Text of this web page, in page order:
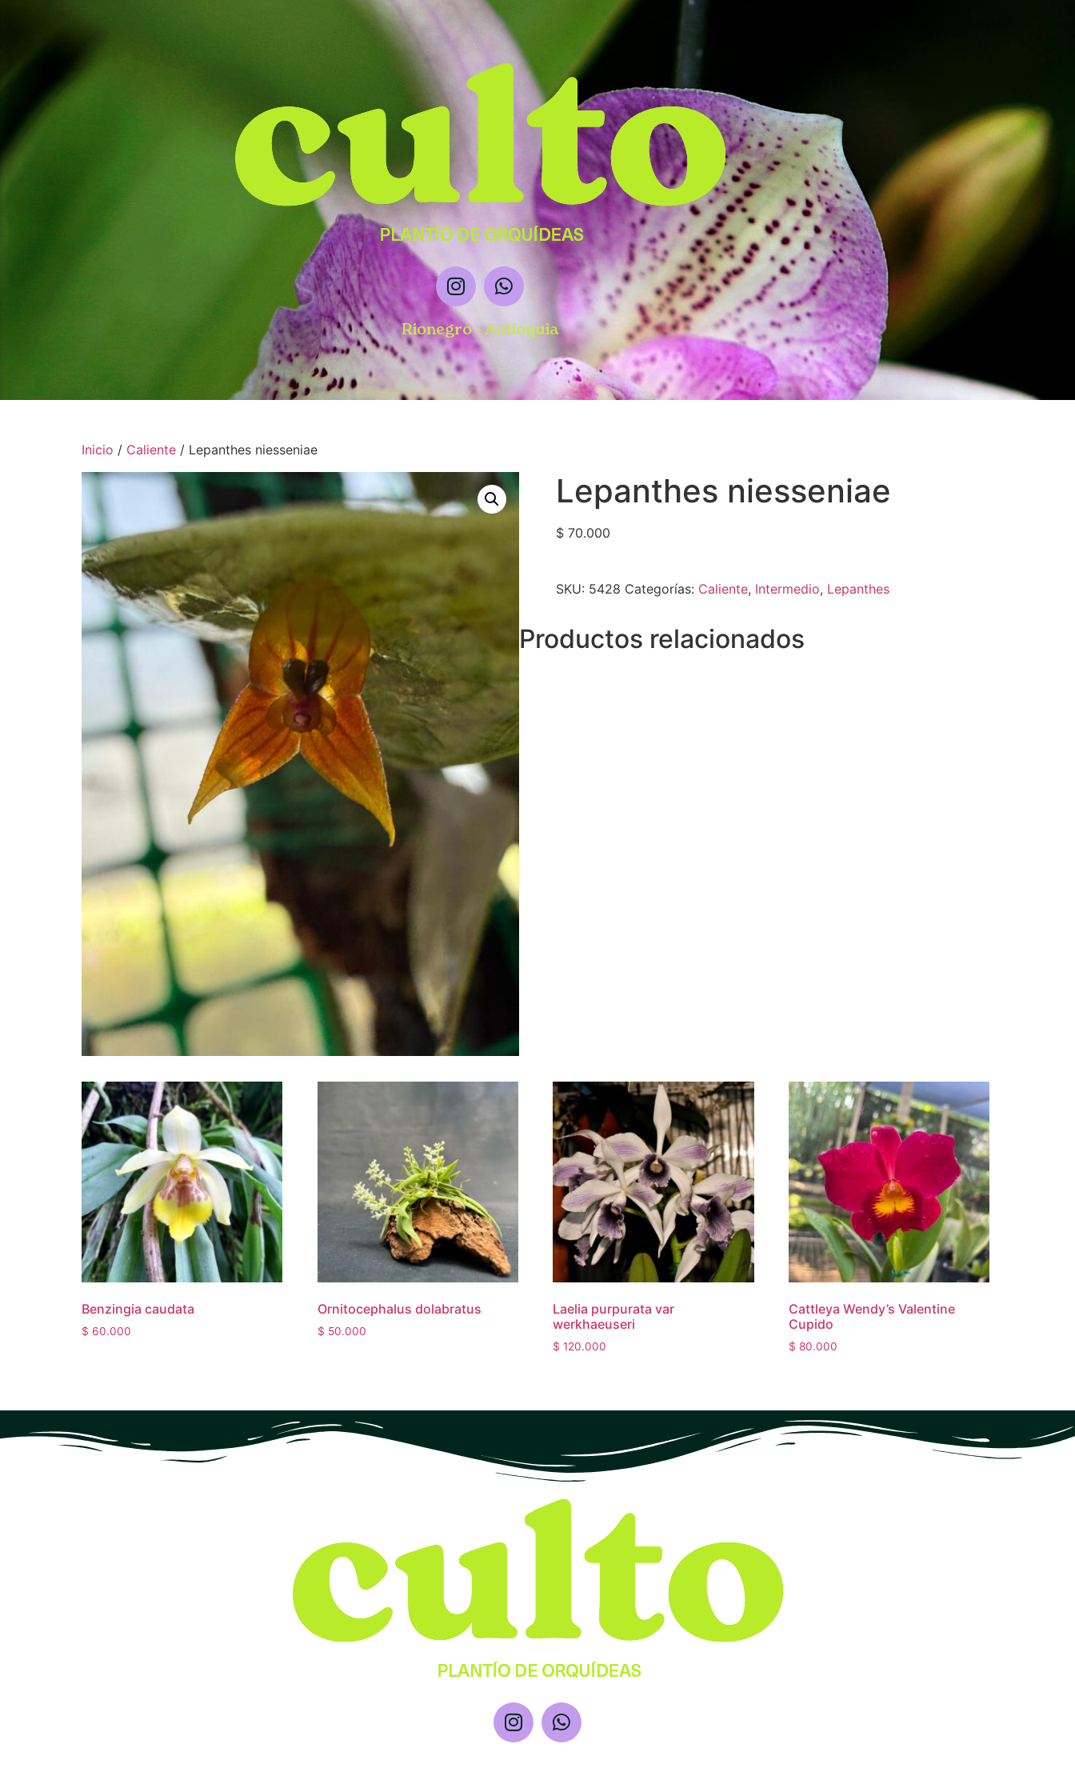
Rionegro - Antioquia
Inicio / Caliente / Lepanthes niesseniae
Lepanthes niesseniae
$70.000
SKU: 5428 Categorías: Caliente, Intermedio, Lepanthes
Productos relacionados
Benzingia caudata
$ 60.000
Ornitocephalus dolabratus
$ 50.000
Laelia purpurata var
werkhaeuseri
$ 120.000
Cattleya Wendy’s Valentine
Cupido
$ 80.000